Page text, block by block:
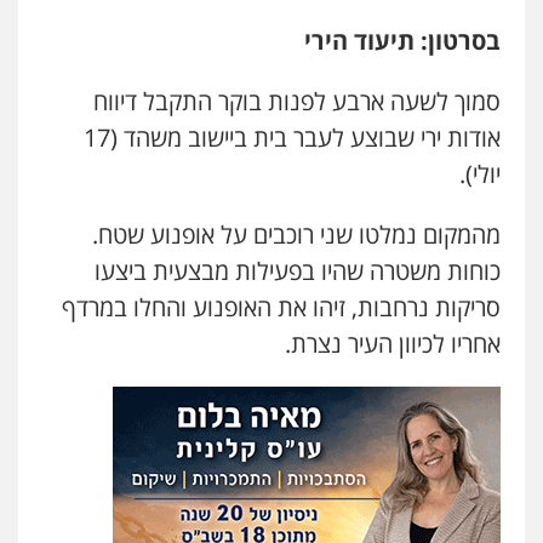
פלילי פשיעה חמורה
עו"ד שאדי נאטור
גיל דביר – משרד עורכי דין
פלילי פשיעה כלכלית צווארון לבן
0506217771
סלימאן אבו שעירה – משרד עורכי דין
פלילי בטחוני צבאי נזיקין
0547780927
בסרטון: תיעוד הירי
סמוך לשעה ארבע לפנות בוקר התקבל דיווח
אודות ירי שבוצע לעבר בית ביישוב משהד (17
יולי).
מהמקום נמלטו שני רוכבים על אופנוע שטח.
כוחות משטרה שהיו בפעילות מבצעית ביצעו
סריקות נרחבות, זיהו את האופנוע והחלו במרדף
אחריו לכיוון העיר נצרת.